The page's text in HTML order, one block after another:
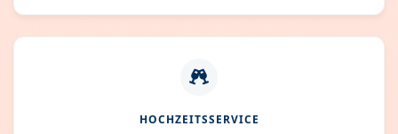
HOCHZEITSSERVICE